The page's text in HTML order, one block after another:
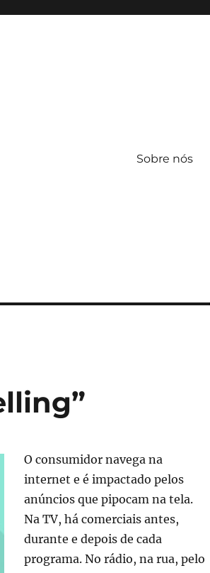
Sobre nós
O consumidor navega na
internet e é impactado pelos
anúncios que pipocam na tela.
Na TV, há comerciais antes,
durante e depois de cada
programa. No rádio, na rua, pelo